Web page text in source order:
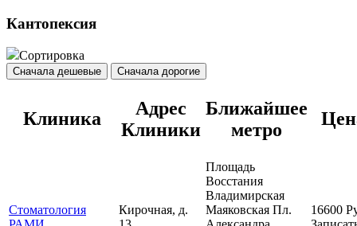
Кантопексия
Сортировка
Сначала дешевые Сначала дорогие
Клиника
Адрес
Клиники
Ближайшее
метро
Стоматология
Кирочная, д.
Площадь
Восстания
Владимирская
Маяковская Пл.
16600